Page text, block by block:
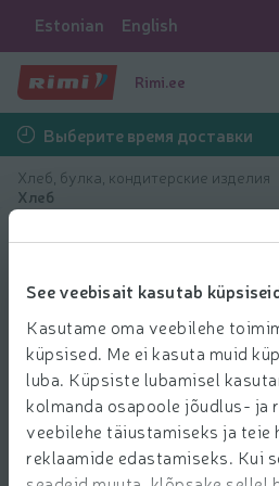
See veebisait kasutab
Kasutame oma veebilehe
küpsised. Me ei kasuta muid
luba. Küpsiste lubamisel
kolmanda osapoole jõudlus- ja
veebilehe täiustamiseks ja teie
reklaamide edastamiseks. Kui
Estonian English
Rimi.ee
Выберите время доставки
Хлеб, булка, кондитерские изделия
Хлеб